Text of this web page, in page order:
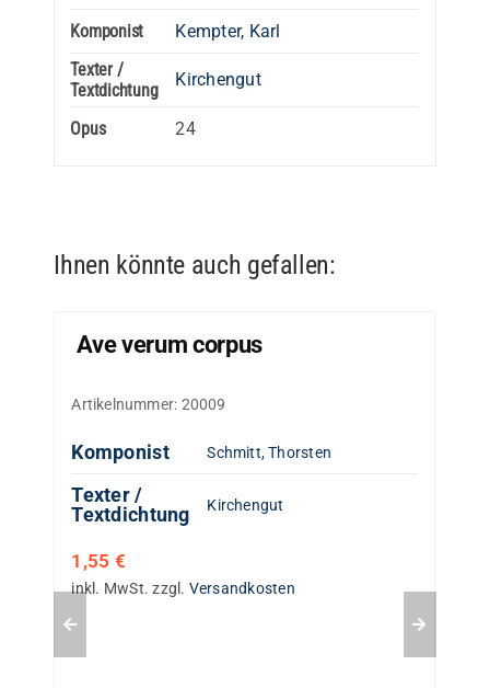
Komponist
Kempter, Karl
Texter /
Textdichtung
Kirchengut
Opus 24
Ihnen könnte auch gefallen:
Ave verum corpus
Artikelnummer: 20009
Komponist Schmitt, Thorsten
Texter /
Textdichtung
Kirchengut
1,55 €
inkl. MwSt. zzgl. Versandkosten